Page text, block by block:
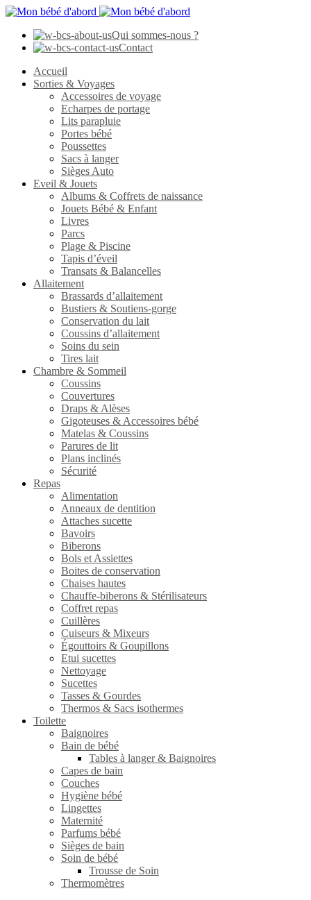
Qui sommes-nous ?
Contact
Accueil
Sorties & Voyages
Accessoires de voyage
Echarpes de portage
Lits parapluie
Portes bébé
Poussettes
Sacs à langer
Sièges Auto
Eveil & Jouets
Albums & Coffrets de naissance
Jouets Bébé & Enfant
Livres
Parcs
Plage & Piscine
Tapis d’éveil
Transats & Balancelles
Allaitement
Brassards d’allaitement
Bustiers & Soutiens-gorge
Conservation du lait
Coussins d’allaitement
Soins du sein
Tires lait
Chambre & Sommeil
Coussins
Couvertures
Draps & Alèses
Gigoteuses & Accessoires bébé
Matelas & Coussins
Parures de lit
Plans inclinés
Sécurité
Repas
Alimentation
Anneaux de dentition
Attaches sucette
Bavoirs
Biberons
Bols et Assiettes
Boites de conservation
Chaises hautes
Chauffe-biberons & Stérilisateurs
Coffret repas
Cuillères
Cuiseurs & Mixeurs
Égouttoirs & Goupillons
Etui sucettes
Nettoyage
Sucettes
Tasses & Gourdes
Thermos & Sacs isothermes
Toilette
Baignoires
Bain de bébé
Tables à langer & Baignoires
Capes de bain
Couches
Hygiène bébé
Lingettes
Maternité
Parfums bébé
Sièges de bain
Soin de bébé
Trousse de Soin
Thermomètres